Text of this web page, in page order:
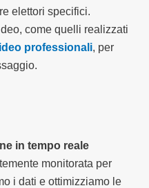
elettori specifici.
come quelli realizzati
professionali, per
in tempo reale
monitorata per
i dati e ottimizziamo le